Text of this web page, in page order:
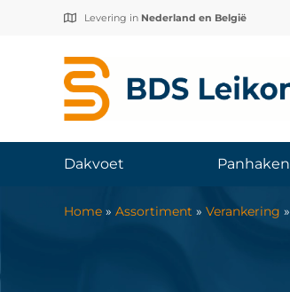
Levering in Nederland en België
Dakvoet Panhaken
Home » Assortiment » Verankering »